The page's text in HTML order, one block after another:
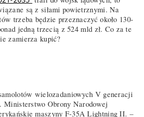
są z siłami powietrznymi. Na
trzeba będzie przeznaczyć około 130-
jedną trzecią z 524 mld zł. Co za te
zamierza kupić?
wielozadaniowych V generacji
Ministerstwo Obrony Narodowej
maszyny F-35A Lightning II. –